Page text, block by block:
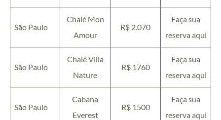
São Paulo
Chalé Mon
Amour
R$ 2.070
Faça sua
reserva aqui
São Paulo
Chalé Villa
Nature
R$ 1760
Faça sua
reserva aqui
São Paulo
Cabana
Everest
R$ 1500
Faça sua
reserva aqui